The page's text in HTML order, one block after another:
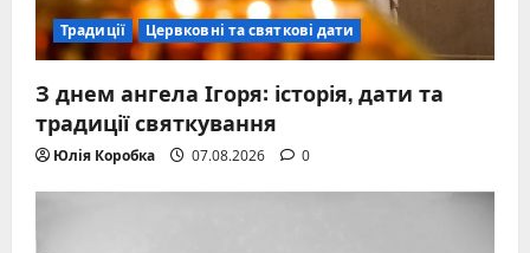
Традиції Цервковні та святкові дати
З днем ангела Ігоря: історія, дати та
традиції святкування
Юлія Коробка 07.08.2026 0